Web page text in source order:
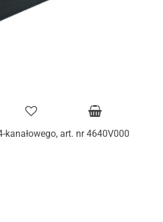
art. nr 4640V000